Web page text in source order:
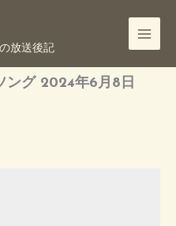
放送後記
ング 2024年6月8日